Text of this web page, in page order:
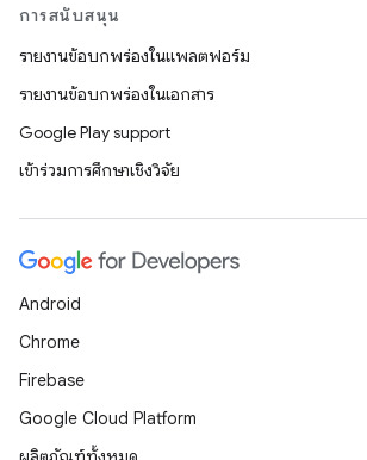
การสนับสนุน
รายงานข้อบกพร่องในแพลตฟอร์ม
รายงานข้อบกพร่องในเอกสาร
Google Play support
เข้าร่วมการศึกษาเชิงวิจัย
Android
Chrome
Firebase
Google Cloud Platform